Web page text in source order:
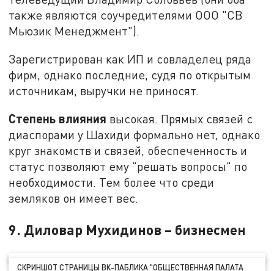
также являются соучредителями ООО "СВ
Мьюзик Менеджмент").
Зарегистрирован как ИП и совладелец ряда
фирм, однако последние, судя по открытым
источникам, выручки не приносят.
Степень влияния высокая. Прямых связей с
диаспорами у Шахиди формально нет, однако
круг знакомств и связей, обеспеченность и
статус позволяют ему "решать вопросы" по
необходимости. Тем более что среди
земляков он имеет вес.
9. Диловар Мухидинов – бизнесмен
СКРИНШОТ СТРАНИЦЫ ВК-ПАБЛИКА "ОБЩЕСТВЕННАЯ ПАЛАТА